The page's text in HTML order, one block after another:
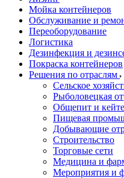
Мойка контейнеров
Обслуживание и
Переоборудование
Логистика
Дезинфекция и
Покраска контейнеров
Решения по отраслям
Сельское
Рыболовецкая
Общепит и
Пищевая
Добывающие
Строительство
Торговые сети
Медицина и
Мероприятия и